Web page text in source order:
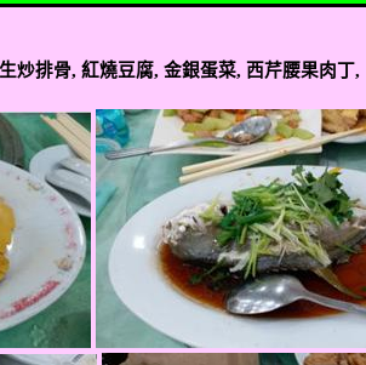
生炒排骨,紅燒豆腐,金銀蛋菜, 西芹腰果肉丁,